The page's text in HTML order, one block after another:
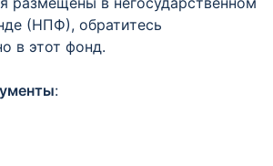
(НПФ), обратитесь
в этот фонд.
: